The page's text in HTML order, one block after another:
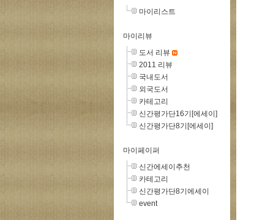
마이리스트
마이리뷰
도서 리뷰
2011 리뷰
국내도서
외국도서
카테고리
신간평가단16기[에세이]
신간평가단8기[에세이]
마이페이퍼
신간에세이추천
카테고리
신간평가단8기에세이
event